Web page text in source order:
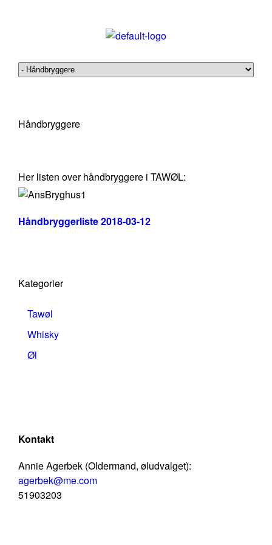
Håndbryggere
Her listen over håndbryggere i TAWØL:
Håndbryggerliste 2018-03-12
Kategorier
Tawøl
Whisky
Øl
Kontakt
Annie Agerbek (Oldermand, øludvalget):
agerbek@me.com
51903203